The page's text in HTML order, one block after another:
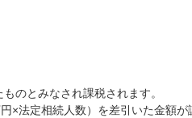
のとみなされ課税されます。
法定相続人数）を差引いた金額が